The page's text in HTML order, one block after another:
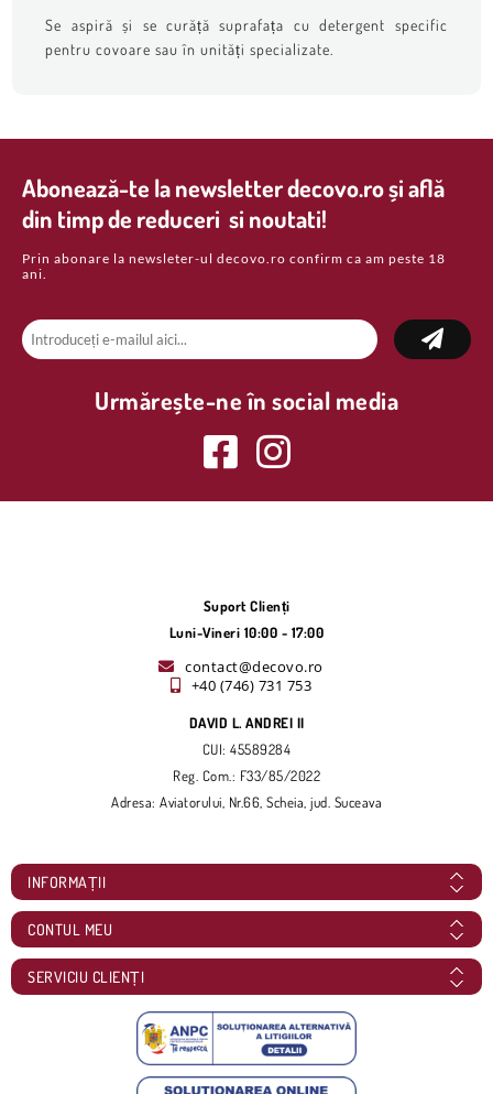
Se aspiră și se curăță suprafața cu detergent specific
pentru covoare sau în unități specializate.
Abonează-te la newsletter decovo.ro și află
din timp de reduceri si noutati!
Prin abonare la newsleter-ul decovo.ro confirm ca am peste 18
ani.
Urmărește-ne în social media
Suport Clienți
Luni-Vineri 10:00 - 17:00
contact@decovo.ro
+40 (746) 731 753
DAVID L. ANDREI II
CUI: 45589284
Reg. Com.: F33/85/2022
Adresa: Aviatorului, Nr.66, Scheia, jud. Suceava
INFORMAȚII
CONTUL MEU
SERVICIU CLIENȚI